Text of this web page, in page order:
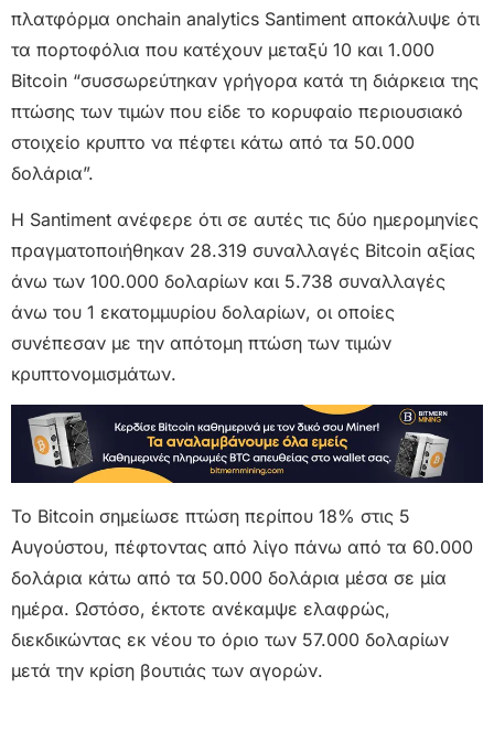
πλατφόρμα onchain analytics Santiment αποκάλυψε ότι
τα πορτοφόλια που κατέχουν μεταξύ 10 και 1.000
Bitcoin “συσσωρεύτηκαν γρήγορα κατά τη διάρκεια της
πτώσης των τιμών που είδε το κορυφαίο περιουσιακό
στοιχείο κρυπτο να πέφτει κάτω από τα 50.000
δολάρια”.
Η Santiment ανέφερε ότι σε αυτές τις δύο ημερομηνίες
πραγματοποιήθηκαν 28.319 συναλλαγές Bitcoin αξίας
άνω των 100.000 δολαρίων και 5.738 συναλλαγές
άνω του 1 εκατομμυρίου δολαρίων, οι οποίες
συνέπεσαν με την απότομη πτώση των τιμών
κρυπτονομισμάτων.
Το Bitcoin σημείωσε πτώση περίπου 18% στις 5
Αυγούστου, πέφτοντας από λίγο πάνω από τα 60.000
δολάρια κάτω από τα 50.000 δολάρια μέσα σε μία
ημέρα. Ωστόσο, έκτοτε ανέκαμψε ελαφρώς,
διεκδικώντας εκ νέου το όριο των 57.000 δολαρίων
μετά την κρίση βουτιάς των αγορών.